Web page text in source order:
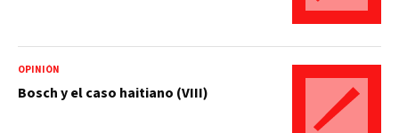
OPINIÓN
Bosch y el caso haitiano (VIII)